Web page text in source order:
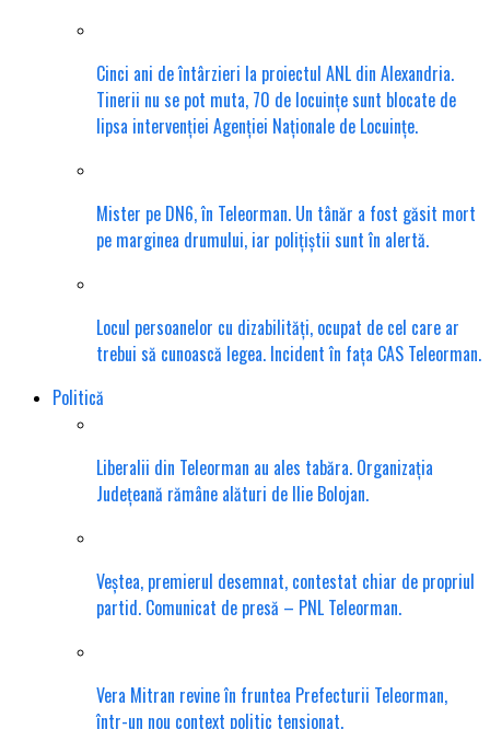
Cinci ani de întârzieri la proiectul ANL din Alexandria.
Tinerii nu se pot muta, 70 de locuințe sunt blocate de
lipsa intervenției Agenției Naționale de Locuințe.
Mister pe DN6, în Teleorman. Un tânăr a fost găsit mort
pe marginea drumului, iar polițiștii sunt în alertă.
Locul persoanelor cu dizabilități, ocupat de cel care ar
trebui să cunoască legea. Incident în fața CAS Teleorman.
Politică
Liberalii din Teleorman au ales tabăra. Organizația
Județeană rămâne alături de Ilie Bolojan.
Veștea, premierul desemnat, contestat chiar de propriul
partid. Comunicat de presă – PNL Teleorman.
Vera Mitran revine în fruntea Prefecturii Teleorman,
într-un nou context politic tensionat.